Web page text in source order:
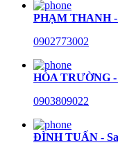
PHẠM THANH -
0902773002
HÒA TRƯỜNG -
0903809022
ĐÌNH TUẤN -